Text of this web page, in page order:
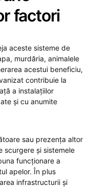
factori
aceste sisteme de
murdăria, animalele
acestui beneficiu,
contribuie la
a instalațiilor
și cu anumite
sau prezența altor
scurgere și sistemele
funcționare a
apelor. În plus
infrastructurii și